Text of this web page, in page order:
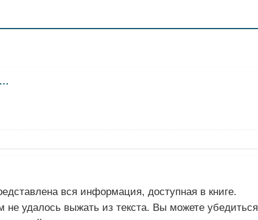
вся информация, доступная в книге.
удалось выжать из текста. Вы можете убедиться